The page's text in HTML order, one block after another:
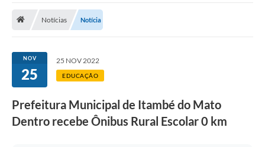
Notícias Notícia
NOV
25
25 NOV 2022
EDUCAÇÃO
Prefeitura Municipal de Itambé do Mato
Dentro recebe Ônibus Rural Escolar 0 km